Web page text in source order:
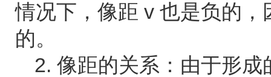
情况下，像距 v 也是负的
的。
2. 像距的关系：由于形